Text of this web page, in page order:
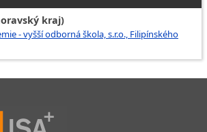
kraj)
- vyšší odborná škola, s.r.o., Filipínského